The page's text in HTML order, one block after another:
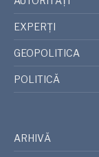
EXPERȚI
GEOPOLITICA
POLITICĂ
ARHIVĂ